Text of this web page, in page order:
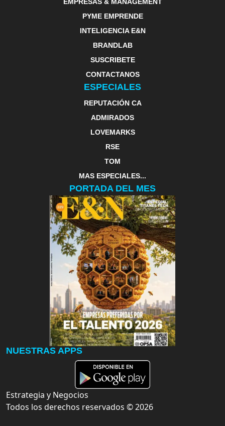
EMPRESAS & MANAGEMENT
PYME EMPRENDE
INTELIGENCIA E&N
BRANDLAB
SUSCRIBETE
CONTACTANOS
ESPECIALES
REPUTACIÓN CA
ADMIRADOS
LOVEMARKS
RSE
TOM
MAS ESPECIALES...
PORTADA DEL MES
NUESTRAS APPS
Estrategia y Negocios
Todos los derechos reservados ©2026